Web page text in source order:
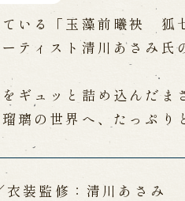
いる「玉藻前曦袂 狐
ティスト清川あさみ
ギュッと詰め込んだま
璃の世界へ、たっぷり
装監修：清川あさみ